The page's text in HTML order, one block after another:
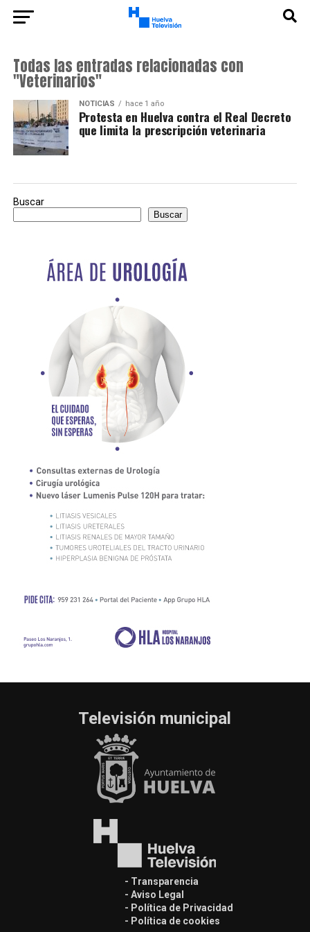
Todas las entradas relacionadas con
"Veterinarios"
NOTICIAS hace 1 año
Protesta en Huelva contra el Real Decreto
que limita la prescripción veterinaria
Buscar
Buscar
Televisión municipal
- Transparencia
- Aviso Legal
- Política de Privacidad
- Política de cookies